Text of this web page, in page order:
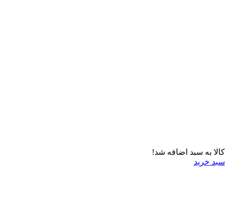
کالا به سبد اضافه شد!
سبد خرید